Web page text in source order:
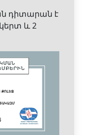
դիտարան է
և 2